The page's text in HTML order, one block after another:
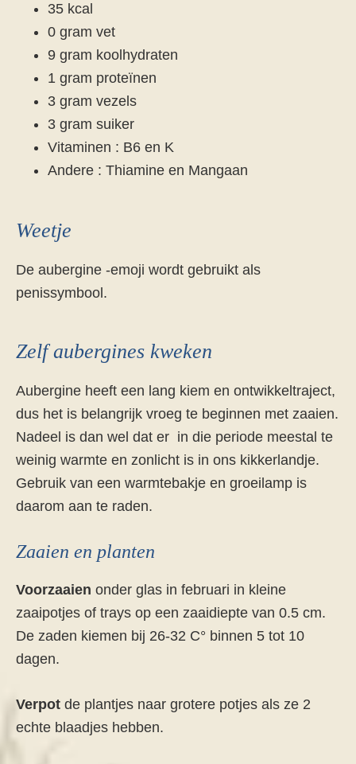
35 kcal
0 gram vet
9 gram koolhydraten
1 gram proteïnen
3 gram vezels
3 gram suiker
Vitaminen : B6 en K
Andere : Thiamine en Mangaan
Weetje
De aubergine -emoji wordt gebruikt als
penissymbool.
Zelf aubergines kweken
Aubergine heeft een lang kiem en ontwikkeltraject,
dus het is belangrijk vroeg te beginnen met zaaien.
Nadeel is dan wel dat er in die periode meestal te
weinig warmte en zonlicht is in ons kikkerlandje.
Gebruik van een warmtebakje en groeilamp is
daarom aan te raden.
Zaaien en planten
Voorzaaien onder glas in februari in kleine
zaaipotjes of trays op een zaaidiepte van 0.5 cm.
De zaden kiemen bij 26-32 C° binnen 5 tot 10
dagen.
Verpot de plantjes naar grotere potjes als ze 2
echte blaadjes hebben.